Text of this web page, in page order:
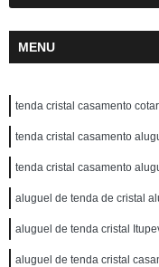
MENU
tenda cristal casamento
tenda cristal casamento
tenda cristal casamento
aluguel de tenda de cristal
aluguel de tenda cristal
aluguel de tenda cristal